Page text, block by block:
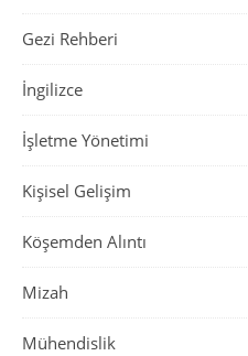
Gezi Rehberi
İngilizce
İşletme Yönetimi
Kişisel Gelişim
Köşemden Alıntı
Mizah
Mühendislik